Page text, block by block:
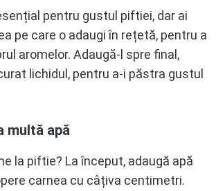
pentru gustul piftiei, dar ai
pe care o adaugi în rețetă, pentru a
aromelor. Adaugă-l spre final,
lichidul, pentru a-i păstra gustul
multă apă
la piftie? La început, adaugă apă
carnea cu câțiva centimetri.